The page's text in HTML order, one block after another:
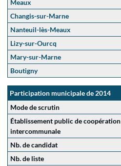
Meaux
Changis-sur-Marne
Nanteuil-lès-Meaux
Lizy-sur-Ourcq
Mary-sur-Marne
Boutigny
Participation municipale de 2014
Mode de scrutin
Établissement public de coopération
intercommunale
Nb. de candidat
Nb. de liste